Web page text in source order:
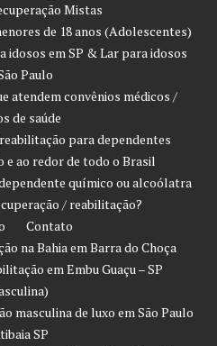
Mistas
de 18 anos (Adolescentes)
idosos em SP & Lar para idosos
Paulo
atendem convênios médicos /
de saúde
para dependentes
e ao redor de todo o Brasil
químico ou alcoólatra
/ reabilitação?
Contato
na Bahia em Barra do Choça
em Embu Guaçu – SP
masculina de luxo em São Paulo
SP